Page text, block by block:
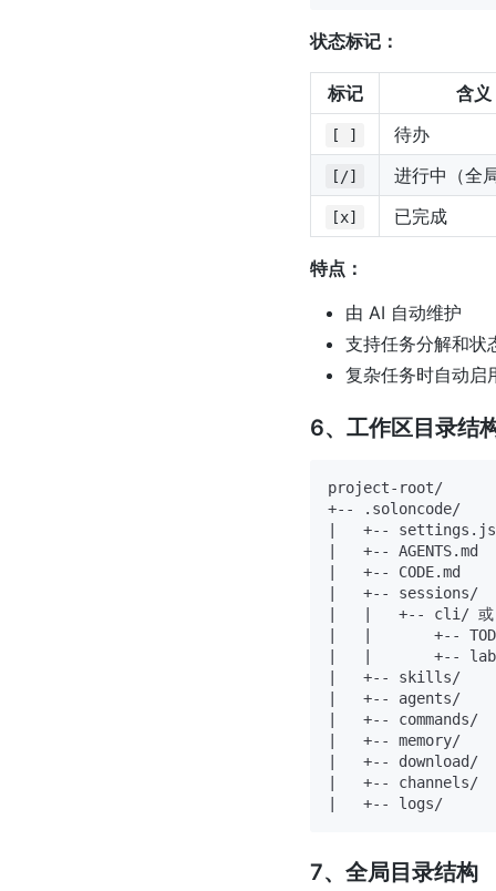
状态标记：
标记 含义
[ ] 待办
[/] 进行中（全
[x] 已完成
特点：
由 AI 自动维护
支持任务分解和状
复杂任务时自动启
6、工作区目录结
project-root/
+-- .soloncode/
|   +--
|   +-- AGENTS.md
|   +-- CODE.md
|   +-- sessions/
|   |   +-- cli/ 或
|   |       +--
|   |       +--
|   +-- skills/
|   +-- agents/
|   +-- commands/
|   +-- memory/
|   +-- download/
|   +-- channels/
7、全局目录结构